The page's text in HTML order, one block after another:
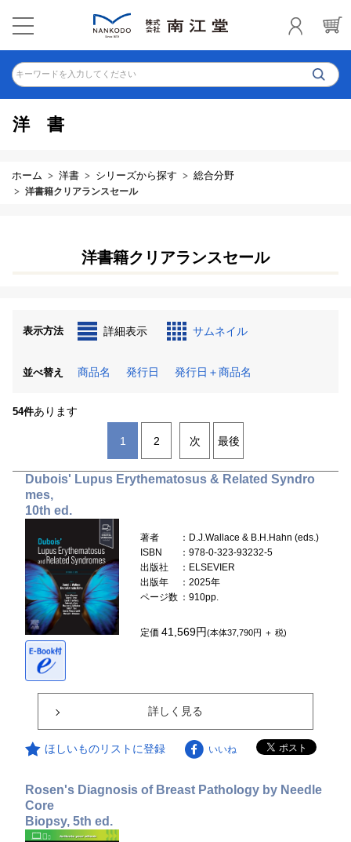
キーワードを入力してください
洋書
ホーム 洋書 シリーズから探す 総合分野
洋書籍クリアランスセール
洋書籍クリアランスセール
表示方法 詳細表示 サムネイル
並べ替え 商品名 発行日 発行日＋商品名
54件あります
1 2 次 最後
Dubois' Lupus Erythematosus & Related Syndro
mes,
10th ed.
著者
：D.J.Wallace & B.H.Hahn (eds.)
ISBN
：978-0-323-93232-5
出版社
：ELSEVIER
出版年
：2025年
ページ数 ：910pp.
定価41,569円(本体37,790円 ＋ 税)
詳しく見る
ほしいものリストに登録 いいね
Rosen's Diagnosis of Breast Pathology by Needle
Core
Biopsy, 5th ed.